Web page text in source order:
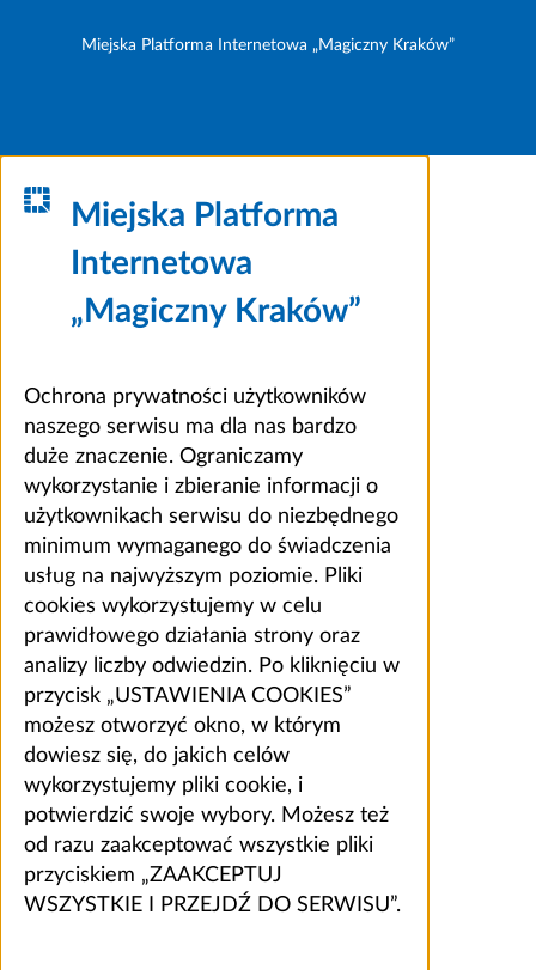
Miejska Platforma Internetowa „Magiczny Kraków”
Miejska Platforma
Internetowa
„Magiczny Kraków”
Ochrona prywatności użytkowników
naszego serwisu ma dla nas bardzo
duże znaczenie. Ograniczamy
wykorzystanie i zbieranie informacji o
użytkownikach serwisu do niezbędnego
minimum wymaganego do świadczenia
usług na najwyższym poziomie. Pliki
cookies wykorzystujemy w celu
prawidłowego działania strony oraz
analizy liczby odwiedzin. Po kliknięciu w
przycisk „USTAWIENIA COOKIES”
możesz otworzyć okno, w którym
dowiesz się, do jakich celów
wykorzystujemy pliki cookie, i
potwierdzić swoje wybory. Możesz też
od razu zaakceptować wszystkie pliki
przyciskiem „ZAAKCEPTUJ
WSZYSTKIE I PRZEJDŹ DO SERWISU”.